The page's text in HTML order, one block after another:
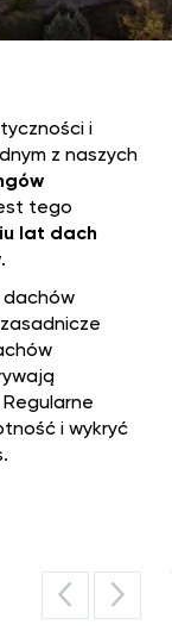
i
z naszych
tego
lat dach
.
dachów
i wykryć